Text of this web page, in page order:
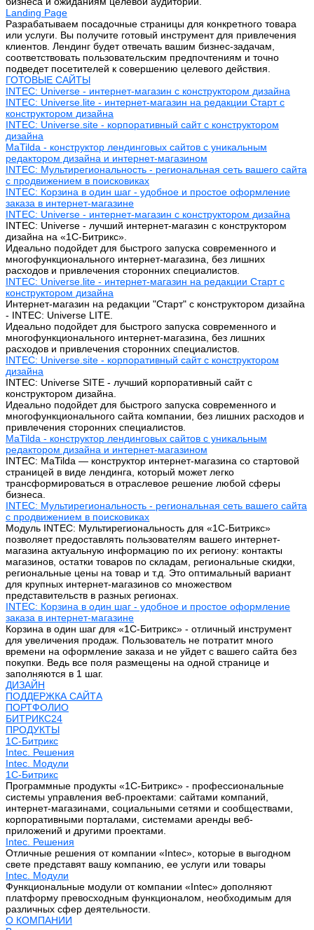
Landing Page
Разрабатываем посадочные страницы для конкретного товара
или услуги. Вы получите готовый инструмент для привлечения
клиентов. Лендинг будет отвечать вашим бизнес-задачам,
соответствовать пользовательским предпочтениям и точно
подведет посетителей к совершению целевого действия.
ГОТОВЫЕ САЙТЫ
INTEC: Universe - интернет-магазин с конструктором дизайна
INTEC: Universe.lite - интернет-магазин на редакции Старт с
конструктором дизайна
INTEC: Universe.site - корпоративный сайт с конструктором
дизайна
MaTilda - конструктор лендинговых сайтов с уникальным
редактором дизайна и интернет-магазином
INTEC: Мультирегиональность - региональная сеть вашего сайта
с продвижением в поисковиках
INTEC: Корзина в один шаг - удобное и простое оформление
заказа в интернет-магазине
INTEC: Universe - интернет-магазин с конструктором дизайна
INTEC: Universe - лучший интернет-магазин с конструктором
дизайна на «1C-Битрикс».
Идеально подойдет для быстрого запуска современного и
многофункционального интернет-магазина, без лишних
расходов и привлечения сторонних специалистов.
INTEC: Universe.lite - интернет-магазин на редакции Старт с
конструктором дизайна
Интернет-магазин на редакции "Старт" с конструктором дизайна
- INTEC: Universe LITE.
Идеально подойдет для быстрого запуска современного и
многофункционального интернет-магазина, без лишних
расходов и привлечения сторонних специалистов.
INTEC: Universe.site - корпоративный сайт с конструктором
дизайна
INTEC: Universe SITE - лучший корпоративный сайт с
конструктором дизайна.
Идеально подойдет для быстрого запуска современного и
многофункционального сайта компании, без лишних расходов и
привлечения сторонних специалистов.
MaTilda - конструктор лендинговых сайтов с уникальным
редактором дизайна и интернет-магазином
INTEC: MaTilda — конструктор интернет-магазина со стартовой
страницей в виде лендинга, который может легко
трансформироваться в отраслевое решение любой сферы
бизнеса.
INTEC: Мультирегиональность - региональная сеть вашего сайта
с продвижением в поисковиках
Модуль INTEC: Мультирегиональность для «1С-Битрикс»
позволяет предоставлять пользователям вашего интернет-
магазина актуальную информацию по их региону: контакты
магазинов, остатки товаров по складам, региональные скидки,
региональные цены на товар и т.д. Это оптимальный вариант
для крупных интернет-магазинов со множеством
представительств в разных регионах.
INTEC: Корзина в один шаг - удобное и простое оформление
заказа в интернет-магазине
Корзина в один шаг для «1С-Битрикс» - отличный инструмент
для увеличения продаж. Пользователь не потратит много
времени на оформление заказа и не уйдет с вашего сайта без
покупки. Ведь все поля размещены на одной странице и
заполняются в 1 шаг.
ДИЗАЙН
ПОДДЕРЖКА САЙТА
ПОРТФОЛИО
БИТРИКС24
ПРОДУКТЫ
1С-Битрикс
Intec. Решения
Intec. Модули
1С-Битрикс
Программные продукты «1С-Битрикс» - профессиональные
системы управления веб-проектами: сайтами компаний,
интернет-магазинами, социальными сетями и сообществами,
корпоративными порталами, системами аренды веб-
приложений и другими проектами.
Intec. Решения
Отличные решения от компании «Intec», которые в выгодном
свете представят вашу компанию, ее услуги или товары
Intec. Модули
Функциональные модули от компании «Intec» дополняют
платформу превосходным функционалом, необходимым для
различных сфер деятельности.
О КОМПАНИИ